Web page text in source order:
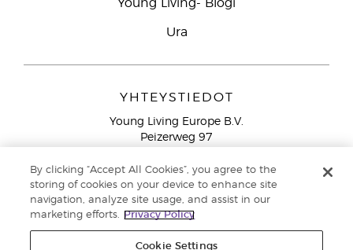
Young Living- Blogi
Ura
YHTEYSTIEDOT
Young Living Europe B.V.
Peizerweg 97
Netherlands
Ilmainen yhteydenotto lankanumeroista Suomesta
913 239
Email: asiakaspalvelu@youngliving.com
By clicking “Accept All Cookies”, you agree to the
storing of cookies on your device to enhance site
navigation, analyze site usage, and assist in our
marketing efforts.
Privacy Policy
Cookie Settings